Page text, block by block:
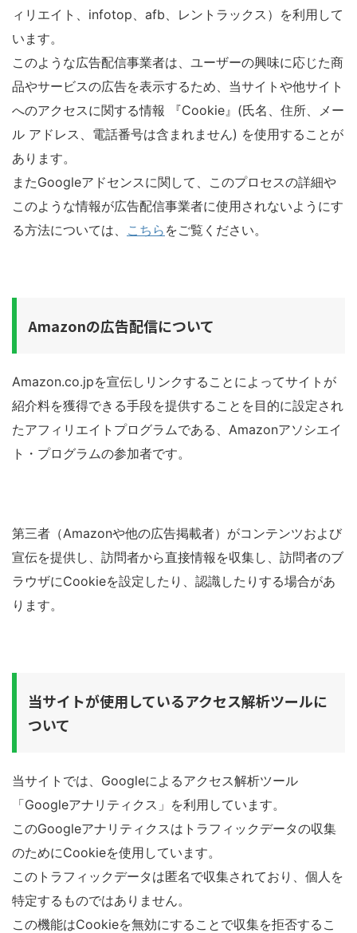
ィリエイト、infotop、afb、レントラックス）を利用して
います。
このような広告配信事業者は、ユーザーの興味に応じた商
品やサービスの広告を表示するため、当サイトや他サイト
へのアクセスに関する情報 『Cookie』(氏名、住所、メー
ル アドレス、電話番号は含まれません) を使用することが
あります。
またGoogleアドセンスに関して、このプロセスの詳細や
このような情報が広告配信事業者に使用されないようにす
る方法については、 こちら をご覧ください。
Amazonの広告配信について
Amazon.co.jpを宣伝しリンクすることによってサイトが
紹介料を獲得できる手段を提供することを目的に設定され
たアフィリエイトプログラムである、Amazonアソシエイ
ト・プログラムの参加者です。
第三者（Amazonや他の広告掲載者）がコンテンツおよび
宣伝を提供し、訪問者から直接情報を収集し、訪問者のブ
ラウザにCookieを設定したり、認識したりする場合があ
ります。
当サイトが使用しているアクセス解析ツールに
ついて
当サイトでは、Googleによるアクセス解析ツール
「Googleアナリティクス」を利用しています。
このGoogleアナリティクスはトラフィックデータの収集
のためにCookieを使用しています。
このトラフィックデータは匿名で収集されており、個人を
特定するものではありません。
この機能はCookieを無効にすることで収集を拒否するこ